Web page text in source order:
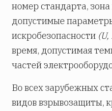
номер стандарта,
допустимые
искробезопасности (U,
время, допустимая
частей
Во всех зарубежных
видов взрывозащиты,